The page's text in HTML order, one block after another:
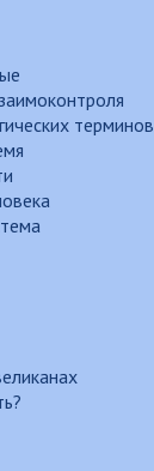
терминов